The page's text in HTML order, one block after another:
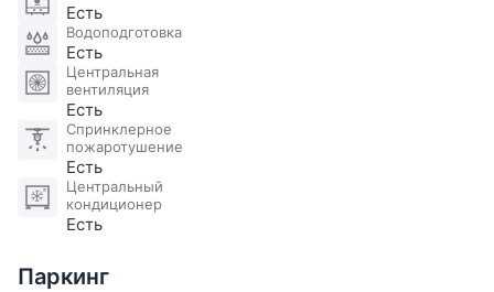
Есть
Водоподготовка
Есть
Центральная
вентиляция
Есть
Спринклерное
пожаротушение
Есть
Центральный
кондиционер
Есть
Паркинг